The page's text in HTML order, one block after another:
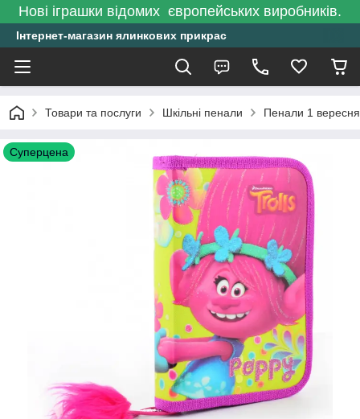
Нові іграшки відомих європейських виробників.
Інтернет-магазин ялинкових прикрас
Товари та послуги Шкільні пенали Пенали 1 вересня
Суперцена